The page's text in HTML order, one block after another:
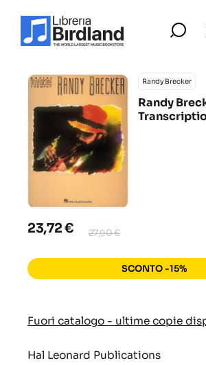
Randy Brecker
Randy
23,72 € 27,90 €
SCONTO -15%
Fuori catalogo - ultime copie
Hal Leonard Publications